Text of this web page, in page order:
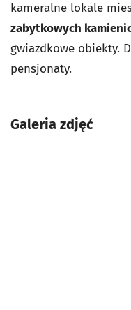
kameralne lokale
zabytkowych
gwiazdkowe obiekty.
pensjonaty.
Galeria zdjęć